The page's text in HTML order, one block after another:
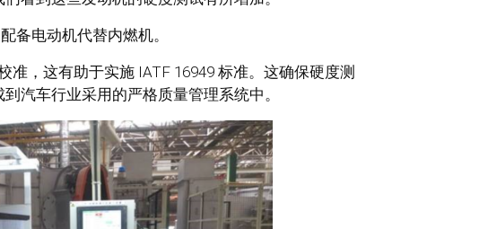
备电动机代替内燃机。
准，这有助于实施 IATF 16949 标准。这确保硬度测
汽车行业采用的严格质量管理系统中。